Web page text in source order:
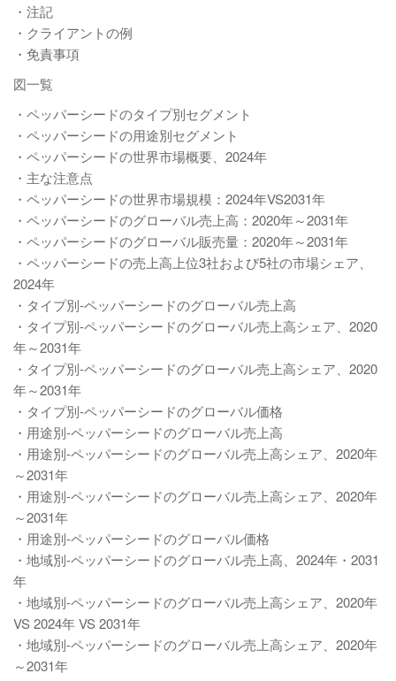
・注記
・クライアントの例
・免責事項
図一覧
・ペッパーシードのタイプ別セグメント
・ペッパーシードの用途別セグメント
・ペッパーシードの世界市場概要、2024年
・主な注意点
・ペッパーシードの世界市場規模：2024年VS2031年
・ペッパーシードのグローバル売上高：2020年～2031年
・ペッパーシードのグローバル販売量：2020年～2031年
・ペッパーシードの売上高上位3社および5社の市場シェア、
2024年
・タイプ別-ペッパーシードのグローバル売上高
・タイプ別-ペッパーシードのグローバル売上高シェア、2020
年～2031年
・タイプ別-ペッパーシードのグローバル売上高シェア、2020
年～2031年
・タイプ別-ペッパーシードのグローバル価格
・用途別-ペッパーシードのグローバル売上高
・用途別-ペッパーシードのグローバル売上高シェア、2020年
～2031年
・用途別-ペッパーシードのグローバル売上高シェア、2020年
～2031年
・用途別-ペッパーシードのグローバル価格
・地域別-ペッパーシードのグローバル売上高、2024年・2031
年
・地域別-ペッパーシードのグローバル売上高シェア、2020年
VS 2024年 VS 2031年
・地域別-ペッパーシードのグローバル売上高シェア、2020年
～2031年